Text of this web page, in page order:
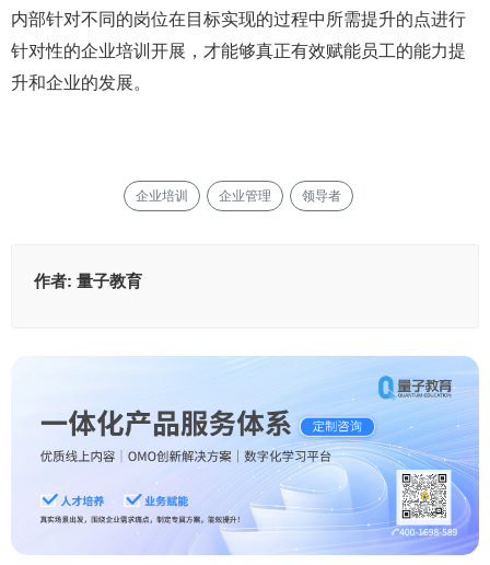
内部针对不同的岗位在目标实现的过程中所需提升的点进行
针对性的企业培训开展，才能够真正有效赋能员工的能力提
升和企业的发展。
企业培训 企业管理 领导者
作者: 量子教育